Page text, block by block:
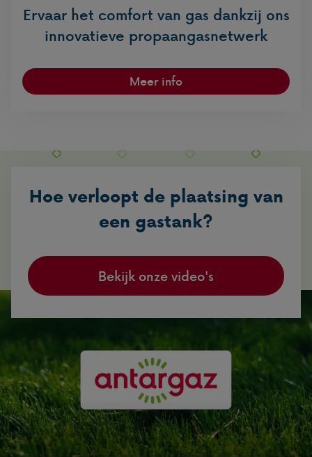
Ervaar het comfort van gas dankzij ons
innovatieve propaangasnetwerk
Meer info
Hoe verloopt de plaatsing van
een gastank?
Bekijk onze video's